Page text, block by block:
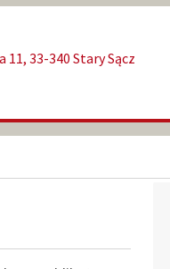
11, 33-340 Stary Sącz